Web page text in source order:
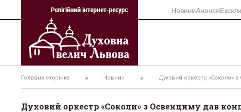
вмісту
НовиниАнонси
Головна сторінка Новини Духовий оркестр «Соколи»
Духовий оркестр «Соколи» з Освенциму дав